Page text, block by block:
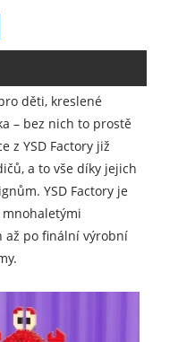
děti, kreslené
– bez nich to prostě
z YSD Factory již
a to vše díky jejich
YSD Factory je
až po finální výrobní